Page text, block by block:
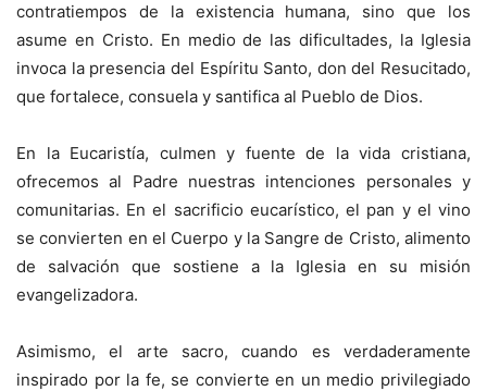
contratiempos de la existencia humana, sino que los
asume en Cristo. En medio de las dificultades, la Iglesia
invoca la presencia del Espíritu Santo, don del Resucitado,
que fortalece, consuela y santifica al Pueblo de Dios.
En la Eucaristía, culmen y fuente de la vida cristiana,
ofrecemos al Padre nuestras intenciones personales y
comunitarias. En el sacrificio eucarístico, el pan y el vino
se convierten en el Cuerpo y la Sangre de Cristo, alimento
de salvación que sostiene a la Iglesia en su misión
evangelizadora.
Asimismo, el arte sacro, cuando es verdaderamente
inspirado por la fe, se convierte en un medio privilegiado